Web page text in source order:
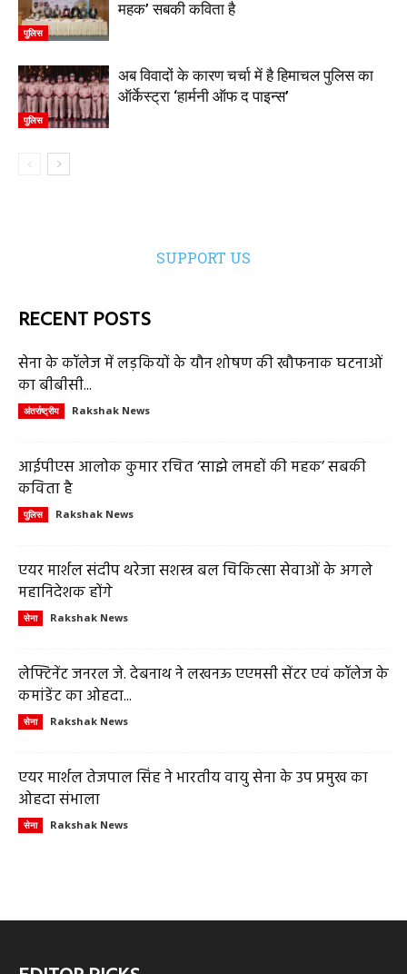
पुलिस
महक’ सबकी कविता है
पुलिस
अब विवादों के कारण चर्चा में है हिमाचल पुलिस का
ऑर्केस्ट्रा ‘हार्मनी ऑफ द पाइन्स’
SUPPORT US
RECENT POSTS
सेना के कॉलेज में लड़कियों के यौन शोषण की खौफनाक घटनाओं
का बीबीसी...
अंतर्राष्ट्रीय Rakshak News
आईपीएस आलोक कुमार रचित ‘साझे लमहों की महक’ सबकी
कविता है
पुलिस Rakshak News
एयर मार्शल संदीप थरेजा सशस्त्र बल चिकित्सा सेवाओं के अगले
महानिदेशक होंगे
सेना Rakshak News
लेफ्टिनेंट जनरल जे. देबनाथ ने लखनऊ एएमसी सेंटर एवं कॉलेज के
कमांडेंट का ओहदा...
सेना Rakshak News
एयर मार्शल तेजपाल सिंह ने भारतीय वायु सेना के उप प्रमुख का
ओहदा संभाला
सेना Rakshak News